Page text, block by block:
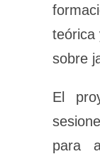
teórica
sobre
El
para